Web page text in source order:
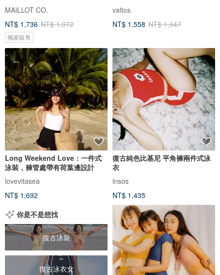
MAILLOT CO.
NT$ 1,736 NT$ 1,972
獨家販售
valtos
NT$ 1,558 NT$ 1,947
Long Weekend Love：一件式
泳裝，褲管處帶有荷葉邊設計
lovevitasea
NT$ 1,692
復古純色比基尼 平角褲兩件式泳
衣
insos
NT$ 1,435
你是不是想找
復古泳裝
復古泳衣女